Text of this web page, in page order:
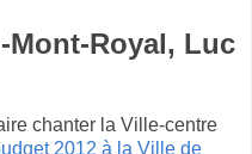
Mont-Royal, Luc
chanter la Ville-centre
2012 à la Ville de